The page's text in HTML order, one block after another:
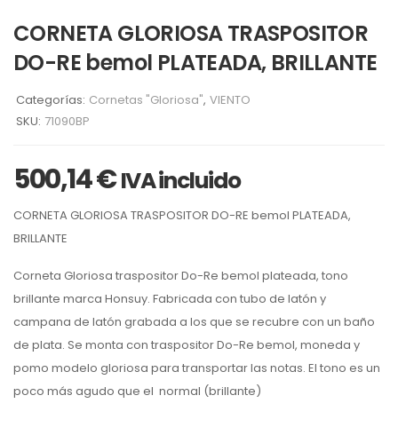
CORNETA GLORIOSA TRASPOSITOR
DO-RE bemol PLATEADA, BRILLANTE
Categorías: Cornetas "Gloriosa", VIENTO
SKU: 71090BP
500,14€ IVA incluido
CORNETA GLORIOSA TRASPOSITOR DO-RE bemol PLATEADA,
BRILLANTE
Corneta Gloriosa traspositor Do-Re bemol plateada, tono
brillante marca Honsuy. Fabricada con tubo de latón y
campana de latón grabada a los que se recubre con un baño
de plata. Se monta con traspositorDo-Re bemol, moneda y
pomo modelo gloriosa para transportar las notas. El tono es un
poco más agudo que el normal (brillante)